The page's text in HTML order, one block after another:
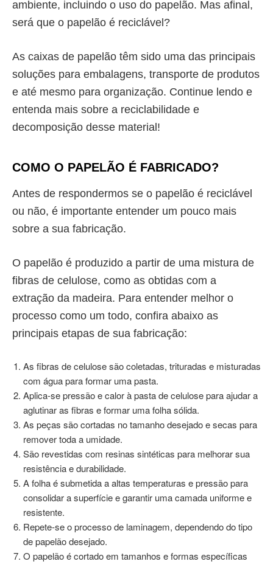
ambiente, incluindo o uso do papelão. Mas afinal,
será que o papelão é reciclável ?
As caixas de papelão têm sido uma das principais
soluções para embalagens, transporte de produtos
e até mesmo para organização. Continue lendo e
entenda mais sobre a reciclabilidade e
decomposição desse material!
COMO O PAPELÃO É FABRICADO?
Antes de respondermos se o papelão é reciclável
ou não, é importante entender um pouco mais
sobre a sua fabricação.
O papelão é produzido a partir de uma mistura de
fibras de celulose, como as obtidas com a
extração da madeira. Para entender melhor o
processo como um todo, confira abaixo as
principais etapas de sua fabricação:
As fibras de celulose são coletadas, trituradas e misturadas
com água para formar uma pasta.
Aplica-se pressão e calor à pasta de celulose para ajudar a
aglutinar as fibras e formar uma folha sólida.
As peças são cortadas no tamanho desejado e secas para
remover toda a umidade.
São revestidas com resinas sintéticas para melhorar sua
resistência e durabilidade.
A folha é submetida a altas temperaturas e pressão para
consolidar a superfície e garantir uma camada uniforme e
resistente.
Repete-se o processo de laminagem, dependendo do tipo
de papelão desejado.
O papelão é cortado em tamanhos e formas específicas